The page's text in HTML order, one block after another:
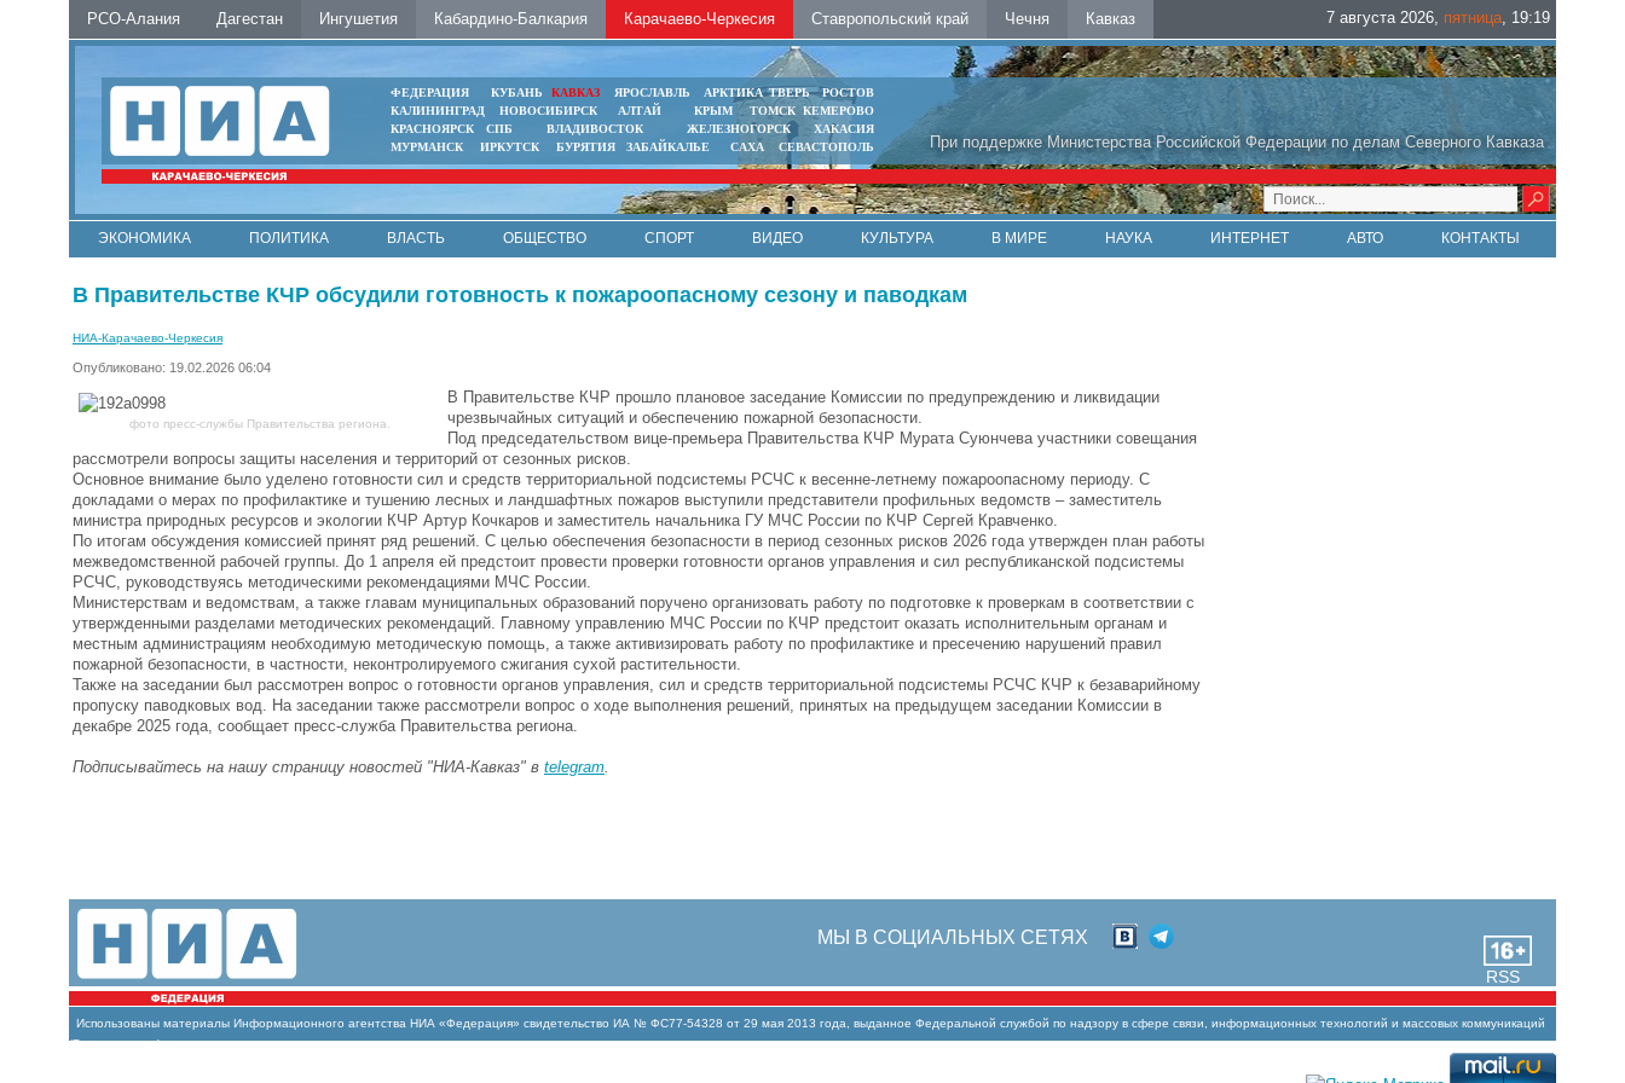
РСО-Алания Дагестан Ингушетия Кабардино-Балкария Карачаево-Черкесия Ставропольский край Чечня Кавказ 7 августа 2026, пятница, 19:19
При поддержке Министерства Российской Федерации по делам Северного Кавказа
ФЕДЕРАЦИЯ КУБАНЬ КАВКАЗ ЯРОСЛАВЛЬ АРКТИКА ТВЕРЬ
РОСТОВ
КАЛИНИНГРАД
НОВОСИБИРСК АЛТАЙ КРЫМ ТОМСК КЕМЕРОВО
КРАСНОЯРСК
СПБ ВЛАДИВОСТОК ЖЕЛЕЗНОГОРСК
ХАКАСИЯ
МУРМАНСК
ИРКУТСК БУРЯТИЯ ЗАБАЙКАЛЬЕ САХА СЕВАСТОПОЛЬ
ЭКОНОМИКА ПОЛИТИКА ВЛАСТЬ ОБЩЕСТВО СПОРТ ВИДЕО КУЛЬТУРА В МИРЕ НАУКА ИНТЕРНЕТ АВТО КОНТАКТЫ
В Правительстве КЧР обсудили готовность к пожароопасному сезону и паводкам
НИА-Карачаево-Черкесия
Опубликовано: 19.02.2026 06:04
фото пресс-службы Правительства региона.
В Правительстве КЧР прошло плановое заседание Комиссии по предупреждению и ликвидации
чрезвычайных ситуаций и обеспечению пожарной безопасности.
Под председательством вице-премьера Правительства КЧР Мурата Суюнчева участники совещания
рассмотрели вопросы защиты населения и территорий от сезонных рисков.
Основное внимание было уделено готовности сил и средств территориальной подсистемы РСЧС к весенне-летнему пожароопасному периоду. С
докладами о мерах по профилактике и тушению лесных и ландшафтных пожаров выступили представители профильных ведомств – заместитель
министра природных ресурсов и экологии КЧР Артур Кочкаров и заместитель начальника ГУ МЧС России по КЧР Сергей Кравченко.
По итогам обсуждения комиссией принят ряд решений. С целью обеспечения безопасности в период сезонных рисков 2026 года утвержден план работы
межведомственной рабочей группы. До 1 апреля ей предстоит провести проверки готовности органов управления и сил республиканской подсистемы
РСЧС, руководствуясь методическими рекомендациями МЧС России.
Министерствам и ведомствам, а также главам муниципальных образований поручено организовать работу по подготовке к проверкам в соответствии с
утвержденными разделами методических рекомендаций. Главному управлению МЧС России по КЧР предстоит оказать исполнительным органам и
местным администрациям необходимую методическую помощь, а также активизировать работу по профилактике и пресечению нарушений правил
пожарной безопасности, в частности, неконтролируемого сжигания сухой растительности.
Также на заседании был рассмотрен вопрос о готовности органов управления, сил и средств территориальной подсистемы РСЧС КЧР к безаварийному
пропуску паводковых вод. На заседании также рассмотрели вопрос о ходе выполнения решений, принятых на предыдущем заседании Комиссии в
декабре 2025 года, сообщает пресс-служба Правительства региона.
Подписывайтесь на нашу страницу новостей "НИА-Кавказ" в telegram
RSS
МЫ В СОЦИАЛЬНЫХ СЕТЯХ
Использованы материалы Информационного агентства НИА «Федерация» свидетельство ИА № ФС77-54328 от 29 мая 2013 года, выданное Федеральной службой по надзору в сфере связи, информационных технологий и массовых коммуникаций
(Роскомнадзор)